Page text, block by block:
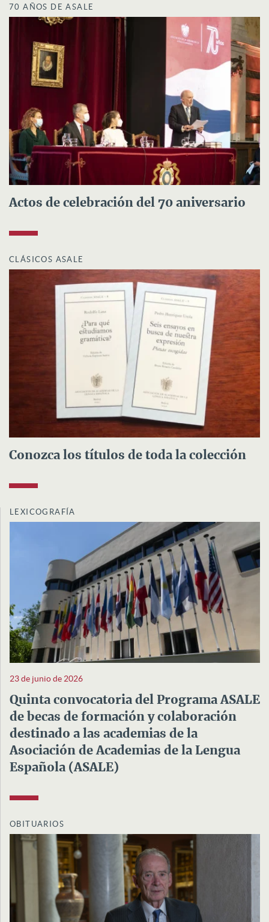
70 AÑOS DE ASALE
Actos de celebración del 70 aniversario
CLÁSICOS ASALE
Conozca los títulos de toda la colección
LEXICOGRAFÍA
23 de junio de 2026
Quinta convocatoria del Programa ASALE
de becas de formación y colaboración
destinado a las academias de la
Asociación de Academias de la Lengua
Española (ASALE)
OBITUARIOS